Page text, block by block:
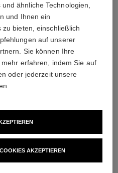
ähnliche Technologien,
und Ihnen ein
bieten, einschließlich
auf unserer
Sie können Ihre
erfahren, indem Sie auf
oder jederzeit unsere
AKZEPTIEREN